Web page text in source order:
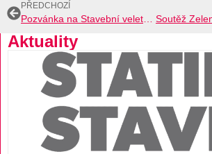
PŘEDCHOZÍ
Pozvánka na Stavební veletrh Brno 2026
Aktuality